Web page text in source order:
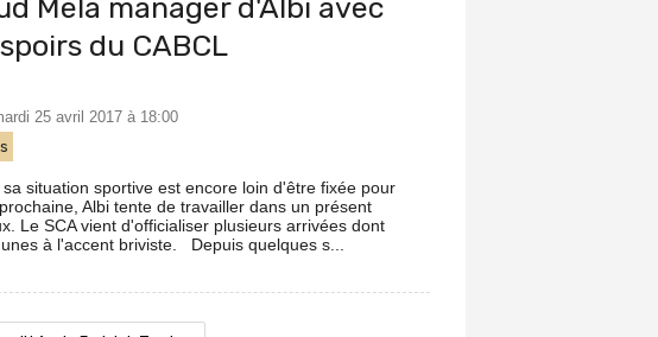
Méla manager d'Albi avec
du CABCL
25 avril 2017 à 18:00
situation sportive est encore loin d'être fixée pour
Albi tente de travailler dans un présent
Le SCA vient d'officialiser plusieurs arrivées dont
à l'accent briviste. Depuis quelques s...